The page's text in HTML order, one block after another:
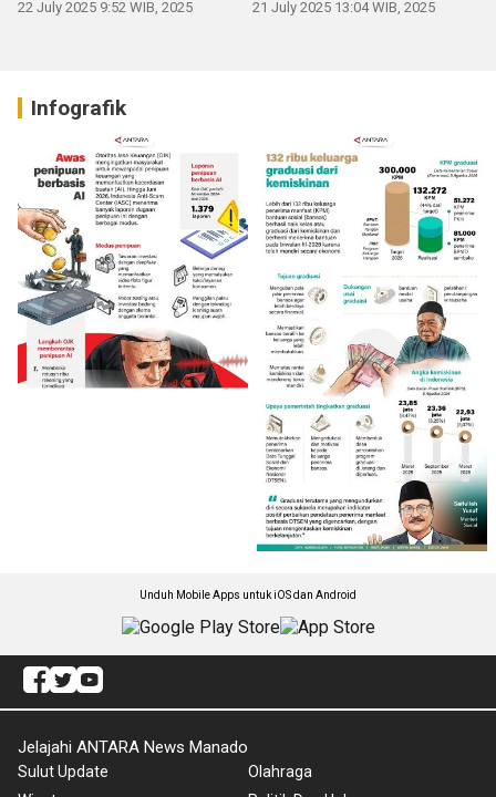
22 July 2025 9:52 WIB, 2025 21 July 2025 13:04 WIB, 2025
Infografik
Unduh Mobile Apps untuk iOS dan Android
Jelajahi ANTARA News Manado
Sulut Update
Olahraga